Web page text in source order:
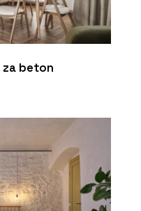
za beton